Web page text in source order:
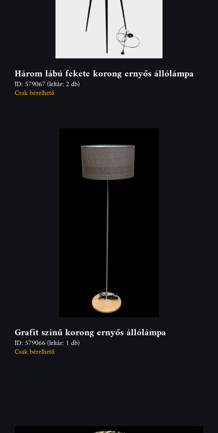
Három lábú fekete korong ernyős állólámpa
ID: 579067(leltár: 2 db)
Csak bérelhető
Grafit színű korong ernyős állólámpa
ID: 579066(leltár: 1 db)
Csak bérelhető